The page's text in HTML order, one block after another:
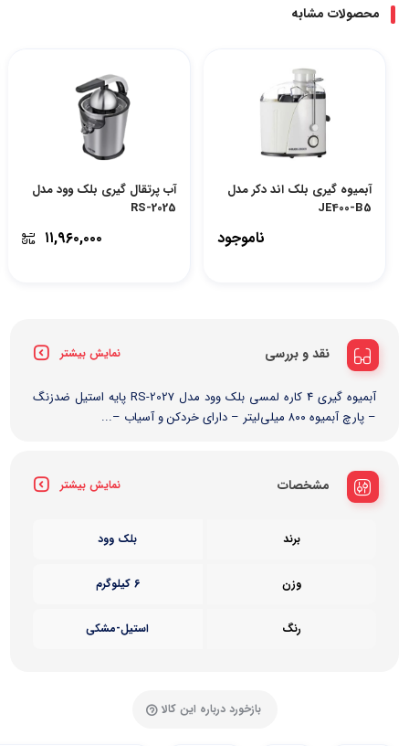
محصولات مشابه
آبمیوه گیری بلک اند دکر مدل
JE400-B5
ناموجود
آب پرتقال گیری بلک وود مدل
RS-2025
۱۱,۹۶۰,۰۰۰
نقد و بررسی نمایش بیشتر
آبمیوه گیری 4 کاره لمسی بلک وود مدل RS-2027 پایه استیل ضدزنگ
– پارچ آبمیوه ۸۰۰ میلی‌لیتر – دارای خردکن و آسیاب –...
مشخصات نمایش بیشتر
برند بلک وود
وزن 6 کیلوگرم
رنگ استیل-مشکی
بازخورد درباره این کالا